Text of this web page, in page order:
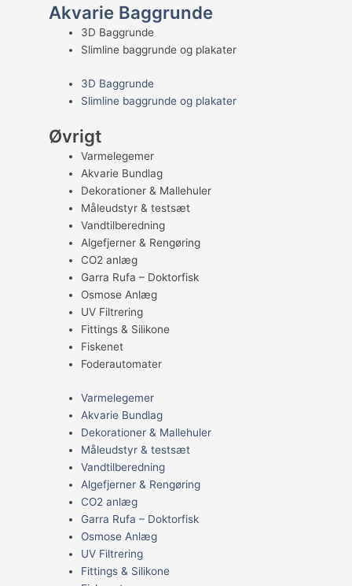
Akvarie Baggrunde
3D Baggrunde
Slimline baggrunde og plakater
3D Baggrunde
Slimline baggrunde og plakater
Øvrigt
Varmelegemer
Akvarie Bundlag
Dekorationer & Mallehuler
Måleudstyr & testsæt
Vandtilberedning
Algefjerner & Rengøring
CO2 anlæg
Garra Rufa – Doktorfisk
Osmose Anlæg
UV Filtrering
Fittings & Silikone
Fiskenet
Foderautomater
Varmelegemer
Akvarie Bundlag
Dekorationer & Mallehuler
Måleudstyr & testsæt
Vandtilberedning
Algefjerner & Rengøring
CO2 anlæg
Garra Rufa – Doktorfisk
Osmose Anlæg
UV Filtrering
Fittings & Silikone